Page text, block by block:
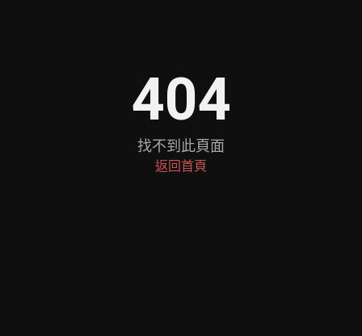
404
找不到此頁面
返回首頁